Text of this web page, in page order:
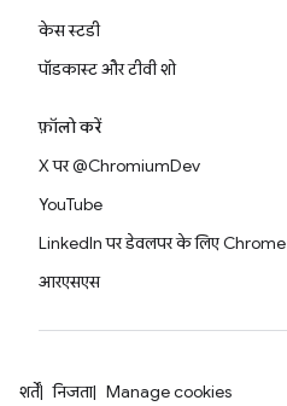
केस स्टडी
पॉडकास्ट और टीवी शो
फ़ॉलो करें
X पर @ChromiumDev
YouTube
LinkedIn पर डेवलपर के लिए Chrome
आरएसएस
शर्तें निजता Manage cookies